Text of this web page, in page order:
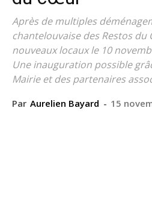
Après de multiples
chantelouvaise des Restos du
nouveaux locaux le 10
Une inauguration possible
Mairie et des partenaires
Par Aurelien Bayard - 15